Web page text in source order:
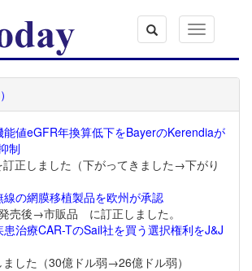
Toggle
navigation
値eGFR年換算低下をBayerのKerendiaが
制
訂正しました（下がってきました→下がり
の網膜移植製品を欧州が承認
売後→市販品 に訂正しました。
治療CAR-TのSail社を買う選択権利をJ&J
ました（30億ドル弱→26億ドル弱）